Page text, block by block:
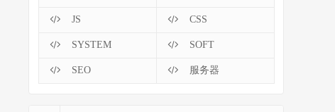
JS CSS
SYSTEM SOFT
SEO 服务器